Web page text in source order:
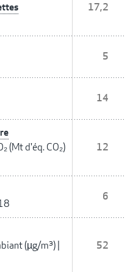
17,2
5
14
(Mt d'éq. CO₂)
12
6
(µg/m³)
52